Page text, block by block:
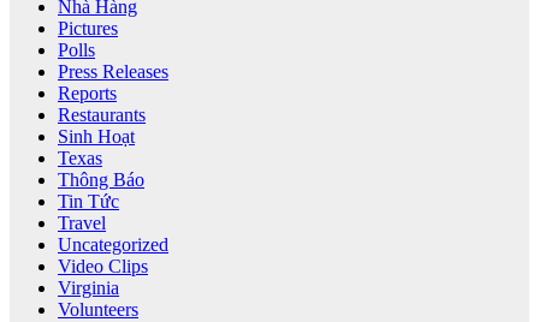
Nhà Hàng
Pictures
Polls
Press Releases
Reports
Restaurants
Sinh Hoạt
Texas
Thông Báo
Tin Tức
Travel
Uncategorized
Video Clips
Virginia
Volunteers